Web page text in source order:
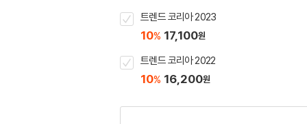
트렌드 코리아 2023
10% 17,100원
트렌드 코리아 2022
10% 16,200원